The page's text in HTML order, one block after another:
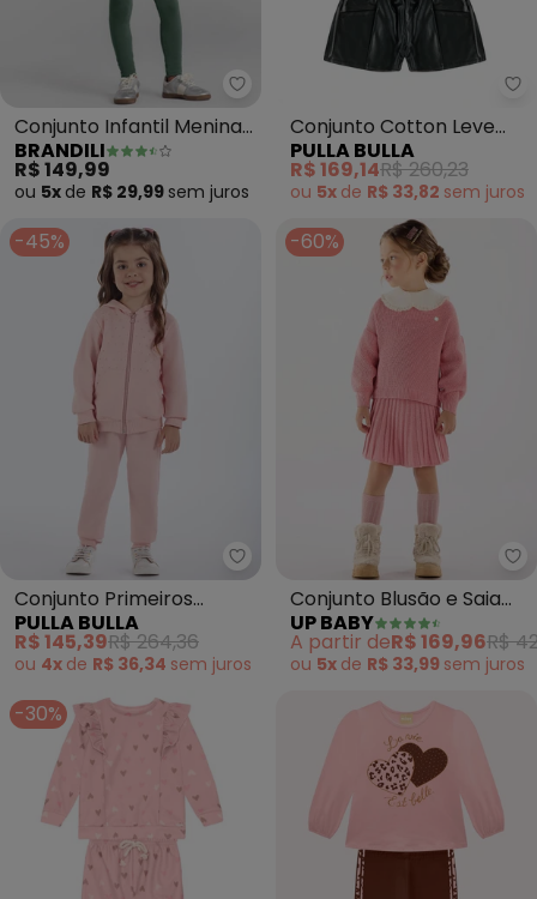
Brandili - Conjunto Infantil
Conjunto Infantil Menina
com Flores (Rosa)
BRANDILI
R$ 149,99
ou 5x de R$ 29,99 sem juros
Conjunto Cotton Leve
(Rosa)
PULLA BULLA
R$ 169,14R$ 260,23
ou 5x de R$ 33,82 sem juros
-45%
Pulla Bulla - Conjunto
Conjunto Primeiros
Passos Menina Moletom
(Rosa)
PULLA BULLA
R$ 145,39R$ 264,36
ou 4x de R$ 36,34 sem juros
-60%
Conjunto Blusão e Saia
em Tricot (Rosa)
UP BABY
A partir deR$ 169,96R$
ou 5x de R$ 33,99 sem juros
-30%